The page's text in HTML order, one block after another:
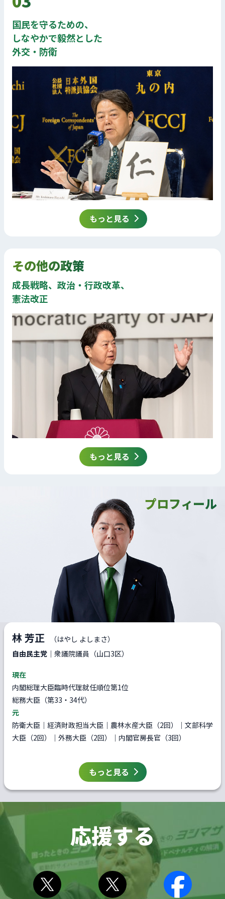
国民を守るための、
しなやかで毅然とした
外交・防衛
もっと見る
その他の政策
成長戦略、政治・行政改革、
憲法改正
もっと見る
プロフィール
林 芳正
（はやし よしまさ）
自由民主党 ｜衆議院議員（山口3区）
現在
内閣総理大臣臨時代理就任順位第1位
総務大臣（第33・34代）
元
防衛大臣｜経済財政担当大臣｜農林水産大臣（2回）｜文部科学
大臣（2回）｜外務大臣（2回）｜内閣官房長官（3回）
もっと見る
応援する